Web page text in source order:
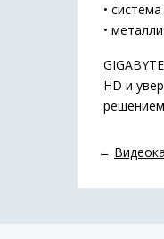
•
•
HD и
←